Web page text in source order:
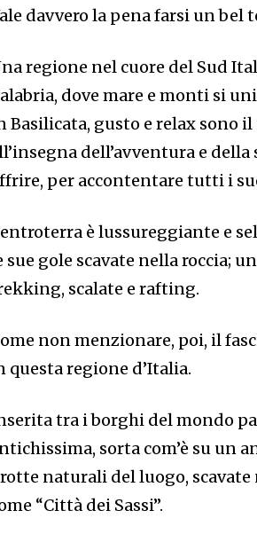
davvero la pena farsi un bel
regione nel cuore del Sud
dove mare e monti si
Basilicata, gusto e relax sono
dell’avventura e
per accontentare tutti i
è lussureggiante e
sue gole scavate nella roccia;
scalate e rafting.
non menzionare, poi, il
questa regione d’Italia.
tra i borghi del mondo
sorta com’è su un
naturali del luogo, scavate
“Città dei Sassi”.